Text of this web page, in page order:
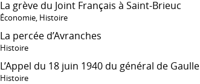
La grève du Joint Français à Saint-Brieuc
Économie, Histoire
La percée d’Avranches
Histoire
L’Appel du 18 juin 1940 du général de Gaulle
Histoire